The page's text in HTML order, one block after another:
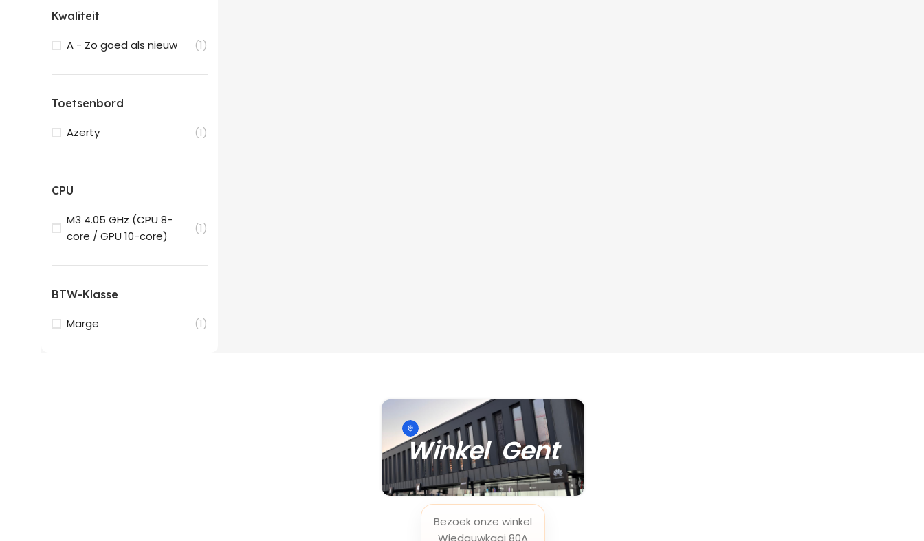
Kwaliteit
A - Zo goed als nieuw (1)
Toetsenbord
Azerty (1)
CPU
M3 4.05 GHz (CPU 8-
core / GPU 10-core)
(1)
BTW-Klasse
Marge (1)
Winkel Gent
Bezoek onze winkel
Wiedauwkaai 80A